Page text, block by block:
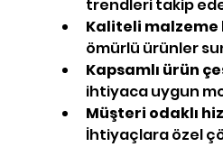
trendleri takip
Kaliteli malzeme
ömürlü ürünler
Kapsamlı ürün
ihtiyaca uygun
Müşteri odaklı
İhtiyaçlara özel